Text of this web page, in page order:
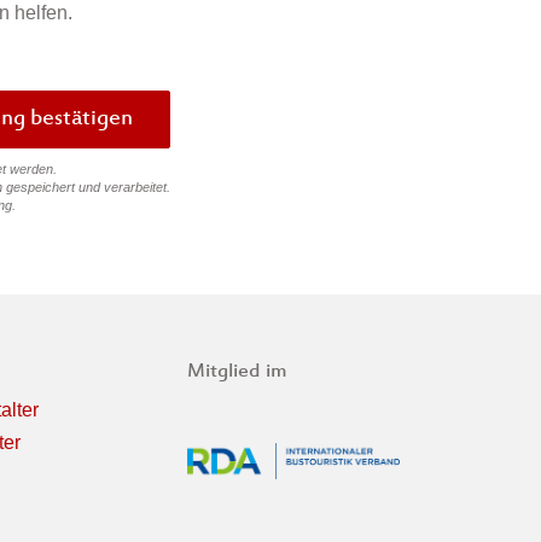
helfen.
Bewertung bestätigen
werden.
und verarbeitet.
Mitglied im